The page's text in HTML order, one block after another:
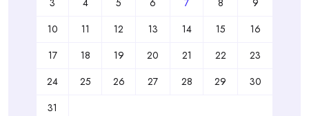
3 4 5 6 7 8
9
10
11 12 13 14 15
16
17
18 19 20 21 22
23
24
25 26 27 28 29
30
31